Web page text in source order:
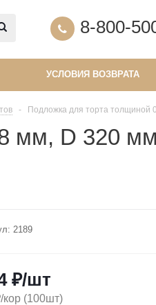
8-800-
УСЛОВИЯ ВОЗВРАТА
- Подложка для торта толщиной
мм, D 320
2189
₽/шт
кор (100шт)